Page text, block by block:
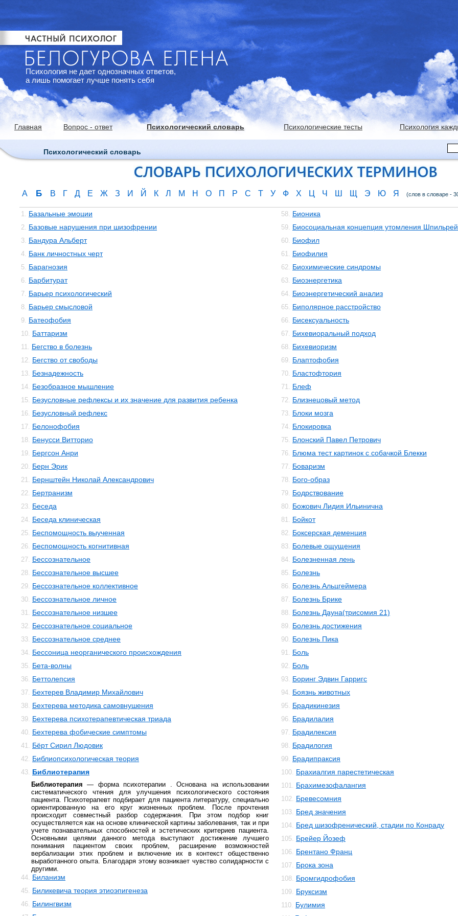
Психология не дает однозначных ответов,
а лишь помогает лучше понять себя
Главная Вопрос - ответ Психологический словарь Психологические тесты Психология
Психологический словарь
А Б В Г Д Е Ж З И Й К Л М Н О П Р С Т У Ф Х Ц Ч Ш Щ Э Ю Я (слов в словаре -
1. Базальные эмоции
2. Базовые нарушения при шизофрении
3. Бандура Альберт
4. Банк личностных черт
5. Барагнозия
6. Барбитурат
7. Барьер психологический
8. Барьер смысловой
9. Батеофобия
10. Баттаризм
11. Бегство в болезнь
12. Бегство от свободы
13. Безнадежность
14. Безобразное мышление
15. Безусловные рефлексы и их значение для развития ребенка
16. Безусловный рефлекс
17. Белонофобия
18. Бенусси Витторио
19. Бергсон Анри
20. Берн Эрик
21. Бернштейн Николай Александрович
22. Бертранизм
23. Беседа
24. Беседа клиническая
25. Беспомощность выученная
26. Беспомощность когнитивная
27. Бессознательное
28. Бессознательное высшее
29. Бессознательное коллективное
30. Бессознательное личное
31. Бессознательное низшее
32. Бессознательное социальное
33. Бессознательное среднее
34. Бессоница неорганического происхождения
35. Бета-волны
36. Беттолепсия
37. Бехтерев Владимир Михайлович
38. Бехтерева методика самовнушения
39. Бехтерева психотерапевтическая триада
40. Бехтерева фобические симптомы
41. Бёрт Сирил Людовик
42. Библиопсихологическая теория
43. Библиотерапия
Библиотерапия — форма психотерапии . Основана на использовании
систематического чтения для улучшения психологического состояния
пациента. Психотерапевт подбирает для пациента литературу, специально
ориентированную на его круг жизненных проблем. После прочтения
происходит совместный разбор содержания. При этом подбор книг
осуществляется как на основе клинической картины заболевания, так и при
учете познавательных способностей и эстетических критериев пациента.
Основными целями данного метода выступают достижение лучшего
понимания пациентом своих проблем, расширение возможностей
вербализации этих проблем и включение их в контекст общественно
выработанного опыта. Благодаря этому возникает чувство солидарности с
другими.
44. Биланизм
45. Биликевича теория этиоэпигенеза
46. Билингвизм
58. Бионика
59. Биосоциальная концепция утомления
60. Биофил
61. Биофилия
62. Биохимические синдромы
63. Биоэнергетика
64. Биоэнергетический анализ
65. Биполярное расстройство
66. Бисексуальность
67. Бихевиоральный подход
68. Бихевиоризм
69. Блаптофобия
70. Бластофтория
71. Блеф
72. Близнецовый метод
73. Блоки мозга
74. Блокировка
75. Блонский Павел Петрович
76. Блюма тест картинок с собачкой Блекки
77. Боваризм
78. Бого-образ
79. Бодрствование
80. Божович Лидия Ильинична
81. Бойкот
82. Боксерская деменция
83. Болевые ощущения
84. Болезненная лень
85. Болезнь
86. Болезнь Альцгеймера
87. Болезнь Брике
88. Болезнь Дауна(трисомия 21)
89. Болезнь достижения
90. Болезнь Пика
91. Боль
92. Боль
93. Боринг Эдвин Гарригс
94. Боязнь животных
95. Брадикинезия
96. Брадилалия
97. Брадилексия
98. Брадилогия
99. Брадипраксия
100. Брахиалгия парестетическая
101. Брахимезофалангия
102. Бревесомния
103. Бред значения
104. Бред шизофренический, стадии по Конраду
105. Брейер Йозеф
106. Брентано Франц
107. Брока зона
108. Бромгидрофобия
109. Бруксизм
110. Булимия